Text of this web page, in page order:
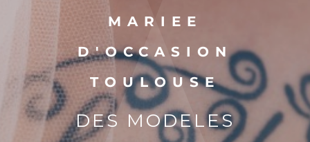
MARIEE
D'OCCASION
TOULOUSE
DES MODELES